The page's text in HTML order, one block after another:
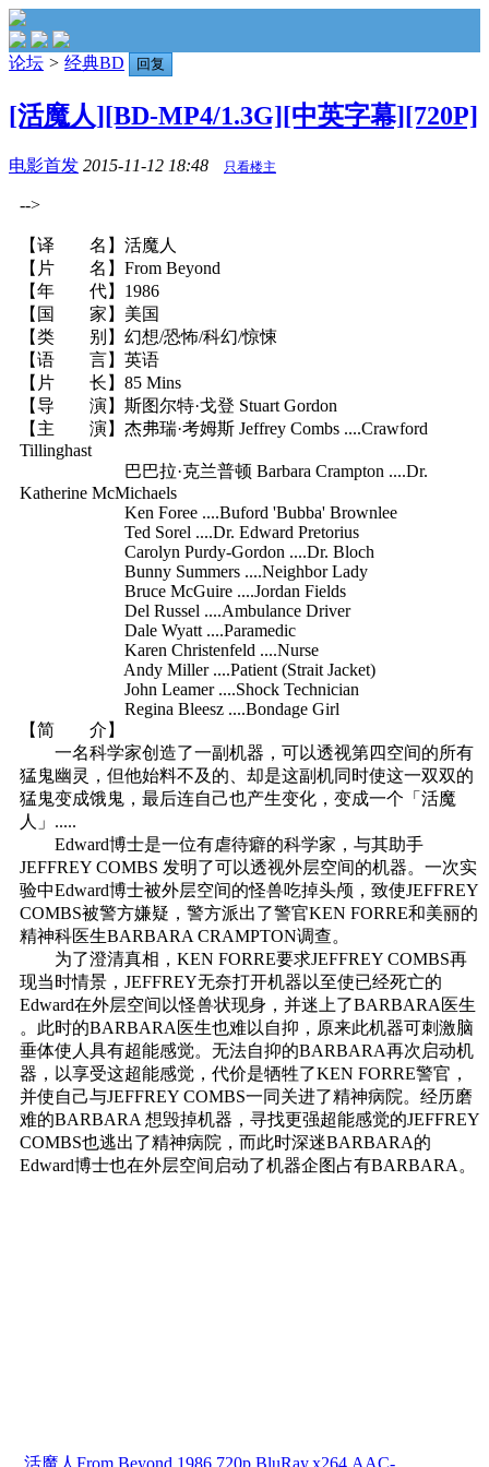
论坛 > 经典BD 回复
[活魔人][BD-MP4/1.3G][中英字幕][720P]
电影首发 2015-11-12 18:48 只看楼主
-->
【译 名】活魔人
【片 名】From Beyond
【年 代】1986
【国 家】美国
【类 别】幻想/恐怖/科幻/惊悚
【语 言】英语
【片 长】85 Mins
【导 演】斯图尔特·戈登 Stuart Gordon
【主 演】杰弗瑞·考姆斯 Jeffrey Combs ....Crawford
Tillinghast
巴巴拉·克兰普顿 Barbara Crampton ....Dr.
Katherine McMichaels
Ken Foree ....Buford 'Bubba' Brownlee
Ted Sorel ....Dr. Edward Pretorius
Carolyn Purdy-Gordon ....Dr. Bloch
Bunny Summers ....Neighbor Lady
Bruce McGuire ....Jordan Fields
Del Russel ....Ambulance Driver
Dale Wyatt ....Paramedic
Karen Christenfeld ....Nurse
Andy Miller ....Patient (Strait Jacket)
John Leamer ....Shock Technician
Regina Bleesz ....Bondage Girl
【简 介】
一名科学家创造了一副机器，可以透视第四空间的所有
猛鬼幽灵，但他始料不及的、却是这副机同时使这一双双的
猛鬼变成饿鬼，最后连自己也产生变化，变成一个「活魔
人」.....
Edward博士是一位有虐待癖的科学家，与其助手
JEFFREY COMBS 发明了可以透视外层空间的机器。一次实
验中Edward博士被外层空间的怪兽吃掉头颅，致使JEFFREY
COMBS被警方嫌疑，警方派出了警官KEN FORRE和美丽的
精神科医生BARBARA CRAMPTON调查。
为了澄清真相，KEN FORRE要求JEFFREY COMBS再
现当时情景，JEFFREY无奈打开机器以至使已经死亡的
Edward在外层空间以怪兽状现身，并迷上了BARBARA医生
。此时的BARBARA医生也难以自抑，原来此机器可刺激脑
垂体使人具有超能感觉。无法自抑的BARBARA再次启动机
器，以享受这超能感觉，代价是牺牲了KEN FORRE警官，
并使自己与JEFFREY COMBS一同关进了精神病院。经历磨
难的BARBARA 想毁掉机器，寻找更强超能感觉的JEFFREY
COMBS也逃出了精神病院，而此时深迷BARBARA的
Edward博士也在外层空间启动了机器企图占有BARBARA。
活魔人From.Beyond.1986.720p.BluRay.x264.AAC-